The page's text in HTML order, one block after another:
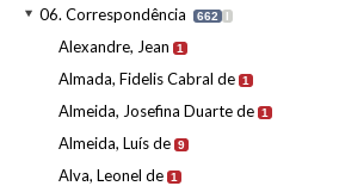
06. Correspondência 662 I
Alexandre, Jean 1
Almada, Fidelis Cabral de 1
Almeida, Josefina Duarte de 1
Almeida, Luís de 9
Alva, Leonel de 1